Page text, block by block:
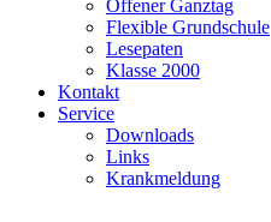
Offener Ganztag
Flexible Grundschule
Lesepaten
Klasse 2000
Kontakt
Service
Downloads
Links
Krankmeldung